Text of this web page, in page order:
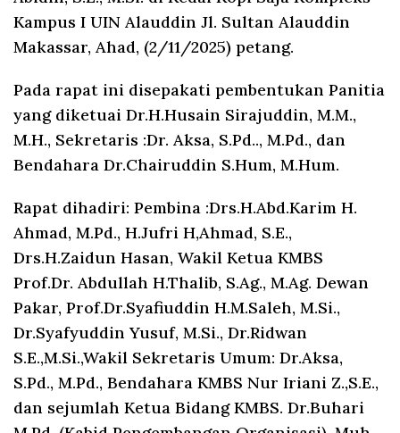
Kampus I UIN Alauddin Jl. Sultan Alauddin
Makassar, Ahad, (2/11/2025) petang.
Pada rapat ini disepakati pembentukan Panitia
yang diketuai Dr.H.Husain Sirajuddin, M.M.,
M.H., Sekretaris :Dr. Aksa, S.Pd.., M.Pd., dan
Bendahara Dr.Chairuddin S.Hum, M.Hum.
Rapat dihadiri: Pembina :Drs.H.Abd.Karim H.
Ahmad, M.Pd., H.Jufri H,Ahmad, S.E.,
Drs.H.Zaidun Hasan, Wakil Ketua KMBS
Prof.Dr. Abdullah H.Thalib, S.Ag., M.Ag. Dewan
Pakar, Prof.Dr.Syafiuddin H.M.Saleh, M.Si.,
Dr.Syafyuddin Yusuf, M.Si., Dr.Ridwan
S.E.,M.Si.,Wakil Sekretaris Umum: Dr.Aksa,
S.Pd., M.Pd., Bendahara KMBS Nur Iriani Z.,S.E.,
dan sejumlah Ketua Bidang KMBS. Dr.Buhari